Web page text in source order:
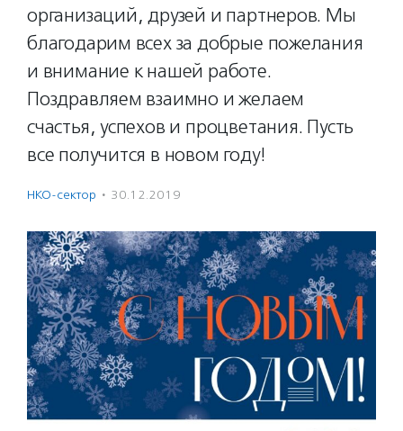
организаций, друзей и партнеров. Мы
благодарим всех за добрые пожелания
и внимание к нашей работе.
Поздравляем взаимно и желаем
счастья, успехов и процветания. Пусть
все получится в новом году!
НКО-сектор · 30.12.2019